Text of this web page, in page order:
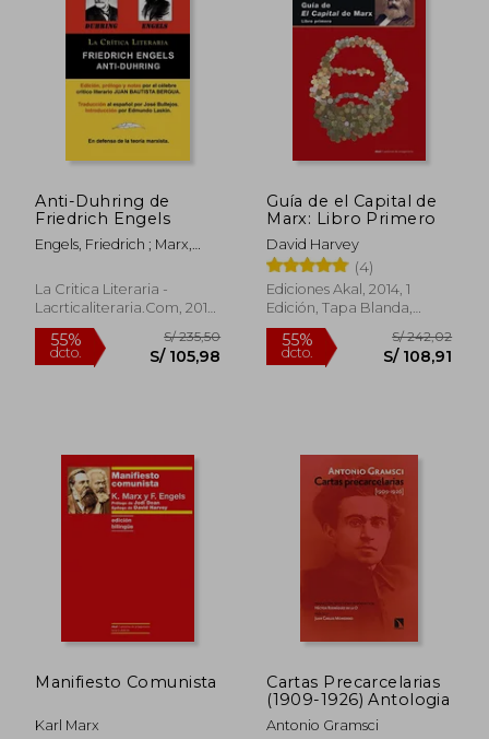
dcto. dcto. S/
Anti-Duhring de
Friedrich Engels
Engels, Friedrich ; Marx,
Bautista
La Critica Literaria -
Lacrticaliteraria.com, 2012,
Tapa Blanda, Nuevo
Guía de el Capital de
Marx: Libro Primero
David Harvey
(4)
Ediciones Akal, 2014, 1
Edición, Tapa Blanda,
Nuevo
Manifiesto Comunista
Karl Marx
Cartas Precarcelarias
(1909-1926) Antologia
Antonio Gramsci